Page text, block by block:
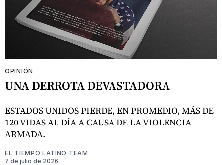
OPINIÓN
UNA DERROTA DEVASTADORA
ESTADOS UNIDOS PIERDE, EN PROMEDIO, MÁS DE
120 VIDAS AL DÍA A CAUSA DE LA VIOLENCIA
ARMADA.
EL TIEMPO LATINO TEAM
7 de julio de 2026